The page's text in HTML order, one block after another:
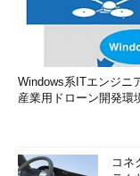
New Relic
New Relic社が提供
も対象としています
を配置して使います
Windows系ITエンジニ
産業用ドローン開発環
コネ